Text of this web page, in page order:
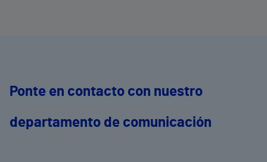
Ponte en contacto con nuestro
departamento de comunicación